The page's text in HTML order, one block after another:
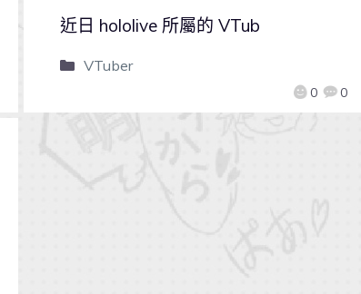
0 0
近日 hololive 所屬的 VTub
VTuber